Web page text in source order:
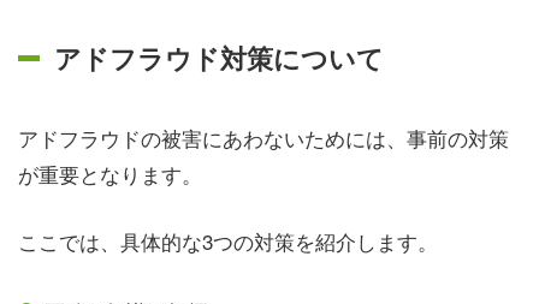
アドフラウド対策について
アドフラウドの被害にあわないためには、事前の対策
が重要となります。
ここでは、具体的な3つの対策を紹介します。